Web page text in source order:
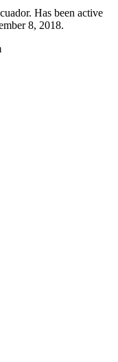
Has been active
8, 2018.